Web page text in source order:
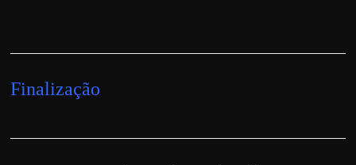
Finalização